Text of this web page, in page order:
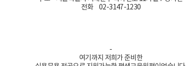
전화 02-3147-1230
-
여기까지 저희가 준비한